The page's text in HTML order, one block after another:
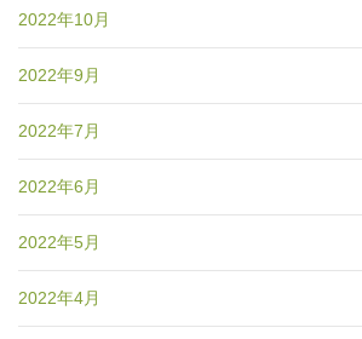
2022年10月
2022年9月
2022年7月
2022年6月
2022年5月
2022年4月